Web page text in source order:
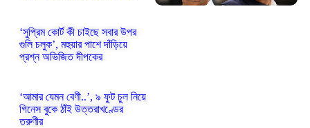
‘সুপ্রিম কোর্ট কী চাইছে সবার উপর
গুলি চলুক’, মহুয়ার পাশে দাঁড়িয়ে
প্রশ্ন অভিজিত দীপকের
‘আমার যেমন বেণী..’, ৯ ফুট চুল নিয়ে
গিনেস বুকে ঠাঁই উত্তরাখণ্ডের
তরুণীর